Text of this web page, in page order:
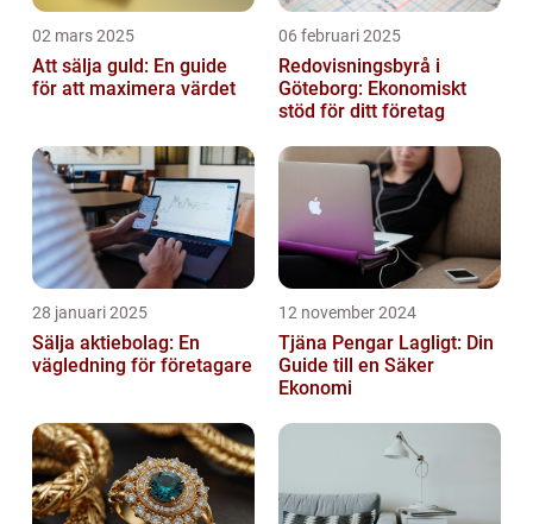
02 mars 2025
Att sälja guld: En guide
för att maximera värdet
06 februari 2025
Redovisningsbyrå i
Göteborg: Ekonomiskt
stöd för ditt företag
28 januari 2025
Sälja aktiebolag: En
vägledning för företagare
12 november 2024
Tjäna Pengar Lagligt: Din
Guide till en Säker
Ekonomi